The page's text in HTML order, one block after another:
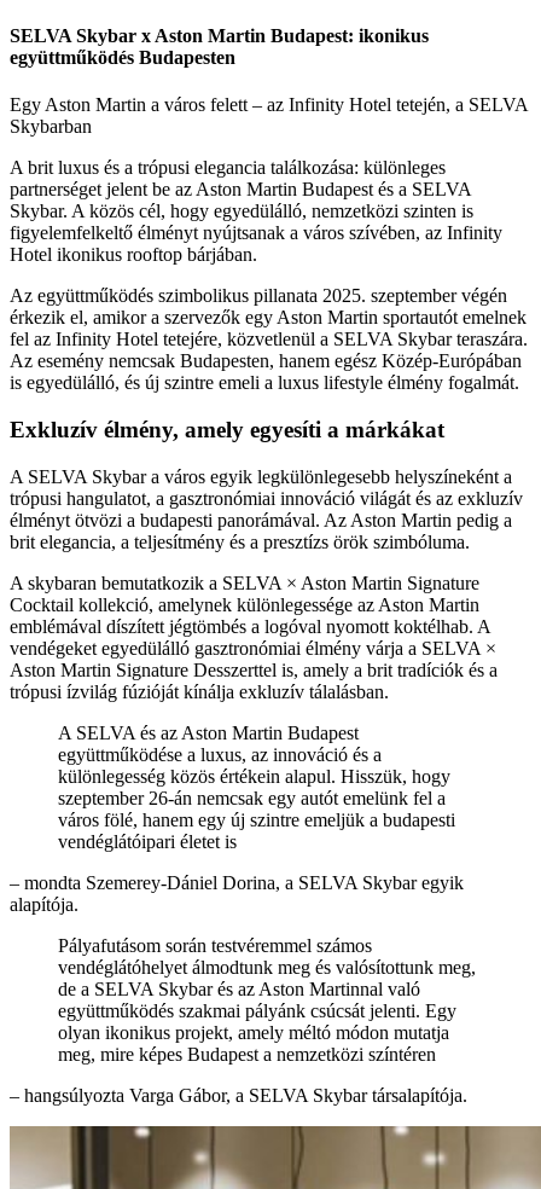
SELVA Skybar x Aston Martin Budapest: ikonikus
együttműködés Budapesten
Egy Aston Martin a város felett – az Infinity Hotel tetején, a SELVA
Skybarban
A brit luxus és a trópusi elegancia találkozása: különleges
partnerséget jelent be az Aston Martin Budapest és a SELVA
Skybar. A közös cél, hogy egyedülálló, nemzetközi szinten is
figyelemfelkeltő élményt nyújtsanak a város szívében, az Infinity
Hotel ikonikus rooftop bárjában.
Az együttműködés szimbolikus pillanata 2025. szeptember végén
érkezik el, amikor a szervezők egy Aston Martin sportautót emelnek
fel az Infinity Hotel tetejére, közvetlenül a SELVA Skybar teraszára.
Az esemény nemcsak Budapesten, hanem egész Közép-Európában
is egyedülálló, és új szintre emeli a luxus lifestyle élmény fogalmát.
Exkluzív élmény, amely egyesíti a márkákat
A SELVA Skybar a város egyik legkülönlegesebb helyszíneként a
trópusi hangulatot, a gasztronómiai innováció világát és az exkluzív
élményt ötvözi a budapesti panorámával. Az Aston Martin pedig a
brit elegancia, a teljesítmény és a presztízs örök szimbóluma.
A skybaran bemutatkozik a SELVA × Aston Martin Signature
Cocktail kollekció, amelynek különlegessége az Aston Martin
emblémával díszített jégtömbés a logóval nyomott koktélhab. A
vendégeket egyedülálló gasztronómiai élmény várja a SELVA ×
Aston Martin Signature Desszerttel is, amely a brit tradíciók és a
trópusi ízvilág fúzióját kínálja exkluzív tálalásban.
A SELVA és az Aston Martin Budapest
együttműködése a luxus, az innováció és a
különlegesség közös értékein alapul. Hisszük, hogy
szeptember 26-án nemcsak egy autót emelünk fel a
város fölé, hanem egy új szintre emeljük a budapesti
vendéglátóipari életet is
– mondta Szemerey-Dániel Dorina, a SELVA Skybar egyik
alapítója.
Pályafutásom során testvéremmel számos
vendéglátóhelyet álmodtunk meg és valósítottunk meg,
de a SELVA Skybar és az Aston Martinnal való
együttműködés szakmai pályánk csúcsát jelenti. Egy
olyan ikonikus projekt, amely méltó módon mutatja
meg, mire képes Budapest a nemzetközi színtéren
– hangsúlyozta Varga Gábor, a SELVA Skybar társalapítója.